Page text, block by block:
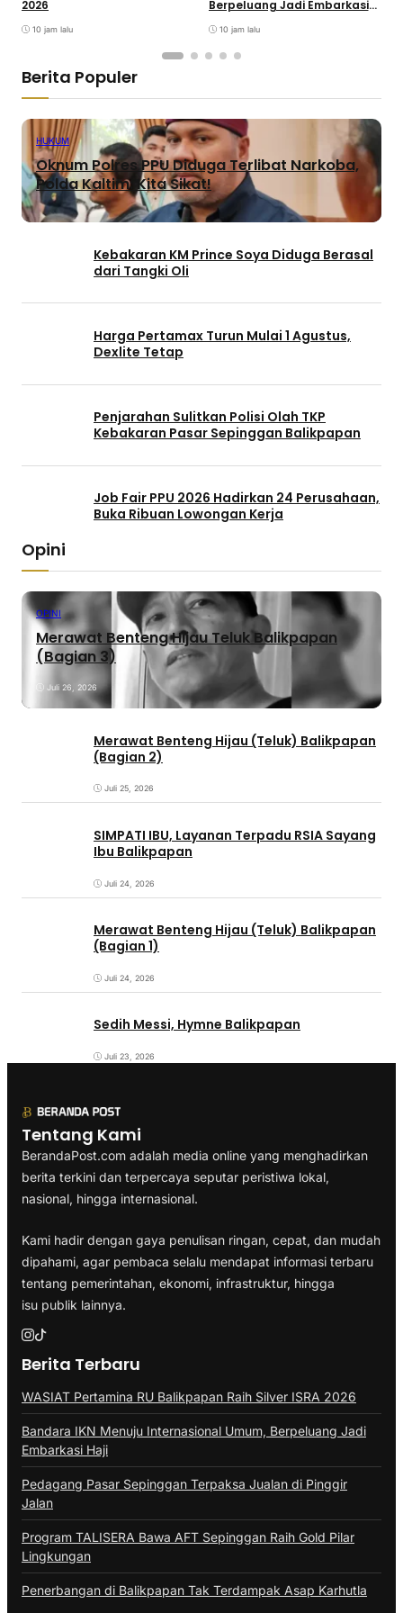
2026
10 jam lalu
Berpeluang Jadi Embarkasi
10 jam lalu
Berita Populer
HUKUM
Oknum Polres PPU Diduga Terlibat Narkoba,
Polda Kaltim: Kita Sikat!
Kebakaran KM Prince Soya Diduga Berasal
dari Tangki Oli
Harga Pertamax Turun Mulai 1 Agustus,
Dexlite Tetap
Penjarahan Sulitkan Polisi Olah TKP
Kebakaran Pasar Sepinggan Balikpapan
Job Fair PPU 2026 Hadirkan 24 Perusahaan,
Buka Ribuan Lowongan Kerja
Opini
OPINI
Merawat Benteng Hijau Teluk Balikpapan
(Bagian 3)
Juli 26, 2026
Merawat Benteng Hijau (Teluk) Balikpapan
(Bagian 2)
Juli 25, 2026
SIMPATI IBU, Layanan Terpadu RSIA Sayang
Ibu Balikpapan
Juli 24, 2026
Merawat Benteng Hijau (Teluk) Balikpapan
(Bagian 1)
Juli 24, 2026
Sedih Messi, Hymne Balikpapan
Juli 23, 2026
Tentang Kami
BerandaPost.com adalah media online yang menghadirkan
berita terkini dan terpercaya seputar peristiwa lokal,
nasional, hingga internasional.
Kami hadir dengan gaya penulisan ringan, cepat, dan mudah
dipahami, agar pembaca selalu mendapat informasi terbaru
tentang pemerintahan, ekonomi, infrastruktur, hingga
isu publik lainnya.
Berita Terbaru
WASIAT Pertamina RU Balikpapan Raih Silver ISRA 2026
Bandara IKN Menuju Internasional Umum, Berpeluang Jadi
Embarkasi Haji
Pedagang Pasar Sepinggan Terpaksa Jualan di Pinggir
Jalan
Program TALISERA Bawa AFT Sepinggan Raih Gold Pilar
Lingkungan
Penerbangan di Balikpapan Tak Terdampak Asap Karhutla